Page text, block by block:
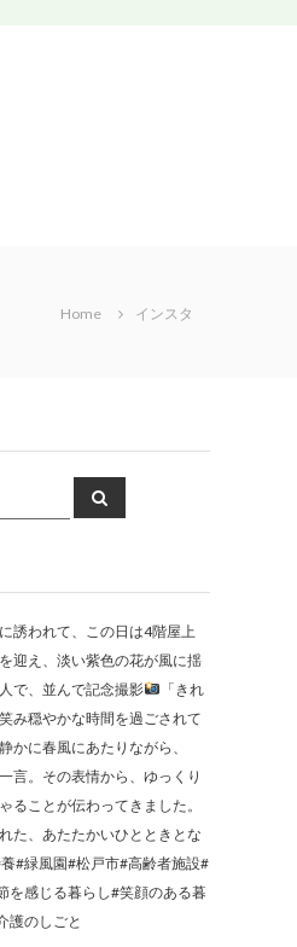
Home インスタ
Search
誘われて、この日は4階屋上
迎え、淡い紫色の花が風に揺
で、並んで記念撮影
「きれ
み穏やかな時間を過ごされて
かに春風にあたりながら、
言。その表情から、ゆっくり
ることが伝わってきました。
た、あたたかいひとときとな
#緑風園#松戸市#高齢者施設#
を感じる暮らし#笑顔のある暮
護のしごと